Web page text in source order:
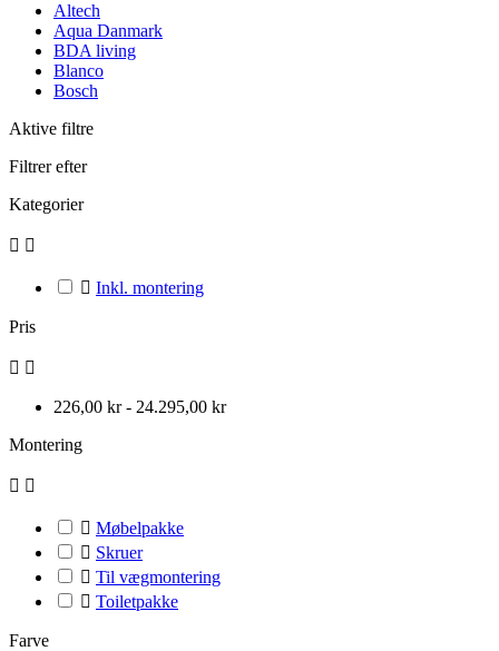
Altech
Aqua Danmark
BDA living
Blanco
Bosch
Aktive filtre
Filtrer efter
Kategorier
 
 Inkl. montering
Pris
 
226,00 kr - 24.295,00 kr
Montering
 
 Møbelpakke
 Skruer
 Til vægmontering
 Toiletpakke
Farve